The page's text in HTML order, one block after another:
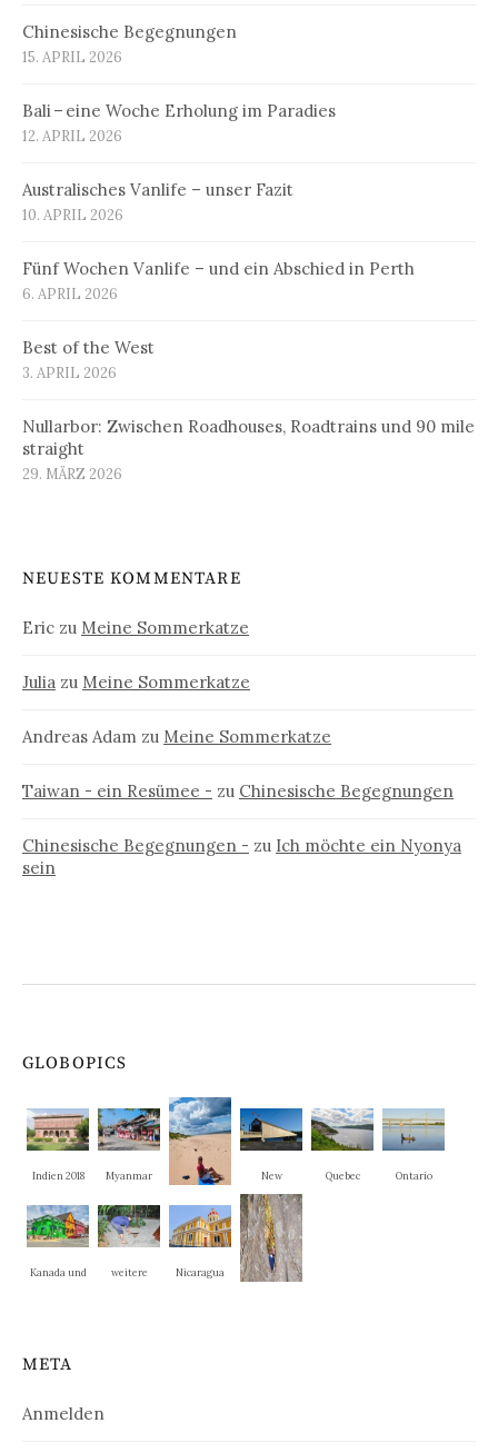
Chinesische Begegnungen
15. APRIL 2026
Bali – eine Woche Erholung im Paradies
12. APRIL 2026
Australisches Vanlife – unser Fazit
10. APRIL 2026
Fünf Wochen Vanlife – und ein Abschied in Perth
6. APRIL 2026
Best of the West
3. APRIL 2026
Nullarbor: Zwischen Roadhouses, Roadtrains und 90 mile
straight
29. MÄRZ 2026
NEUESTE KOMMENTARE
Eric zu Meine Sommerkatze
Julia zu Meine Sommerkatze
Andreas Adam zu Meine Sommerkatze
Taiwan - ein Resümee - zu Chinesische Begegnungen
Chinesische Begegnungen - zu Ich möchte ein Nyonya
sein
GLOBOPICS
Indien 2018 Myanmar
PEI
New
Brunswick
Quebec Ontario
Kanada und
weitere
Nicaragua
META
Anmelden